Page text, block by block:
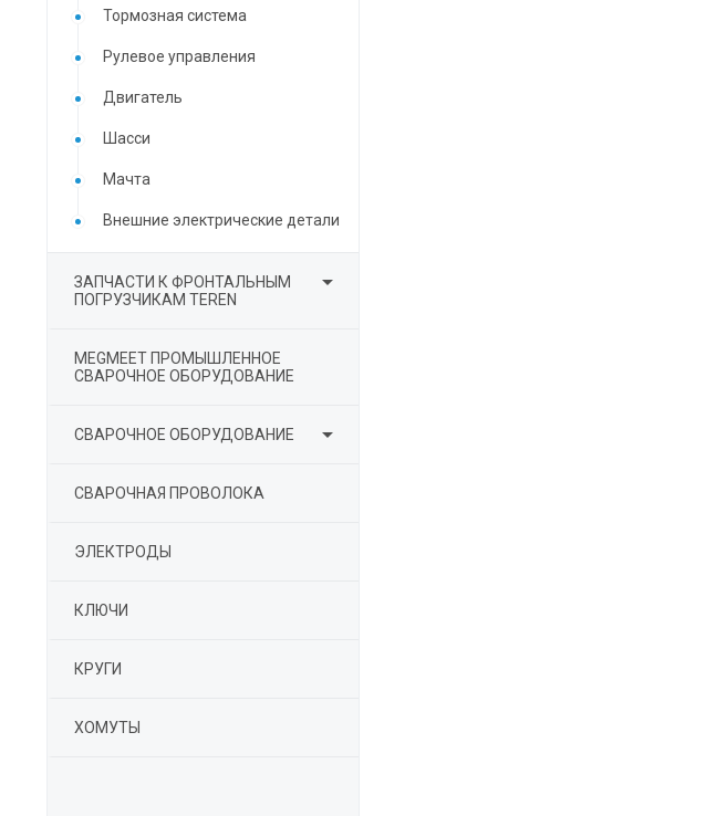
Тормозная система
Рулевое управления
Двигатель
Шасси
Мачта
Внешние электрические детали
ЗАПЧАСТИ К ФРОНТАЛЬНЫМ
ПОГРУЗЧИКАМ TEREN

MEGMEET ПРОМЫШЛЕННОЕ
СВАРОЧНОЕ ОБОРУДОВАНИЕ
СВАРОЧНОЕ ОБОРУДОВАНИЕ 
СВАРОЧНАЯ ПРОВОЛОКА
ЭЛЕКТРОДЫ
КЛЮЧИ
КРУГИ
ХОМУТЫ